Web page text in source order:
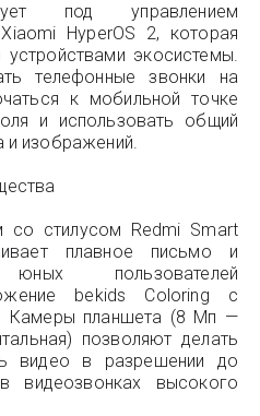
под управлением
HyperOS 2, которая
устройствами экосистемы.
телефонные звонки на
к мобильной точке
и использовать общий
и изображений.
со стилусом Redmi Smart
плавное письмо и
пользователей
bekids Coloring с
Камеры планшета (8 Мп —
позволяют делать
видео в разрешении до
видеозвонках высокого